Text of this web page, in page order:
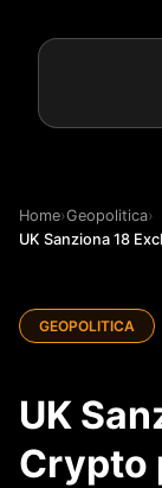
Home›Geopolitica›
UK Sanziona 18
GEOPOLITICA
UK
Crypto